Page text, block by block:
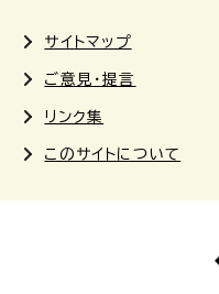
サイトマップ
ご意見・提言
リンク集
このサイトについて